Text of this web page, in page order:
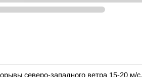
северо-западного ветра 15-20